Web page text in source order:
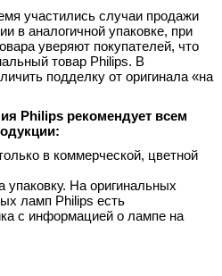
участились случаи продажи
в аналогичной упаковке, при
уверяют покупателей, что
товар Philips. В
подделку от оригинала «на
Philips рекомендует всем
в коммерческой, цветной
На оригинальных
ламп Philips есть
с информацией о лампе на